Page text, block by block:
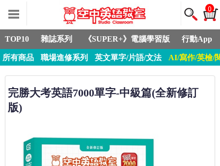
0
TOP10 雜誌系列 《SUPER+》電腦學習版 行動App
所有商品 職場進修系列 英文單字/片語/文法 AI/寫作/英檢/
完勝大考英語7000單字-中級篇(全新修訂
版)